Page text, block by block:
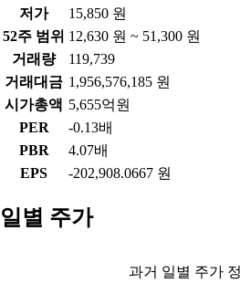
저가
15,850 원
52주 범위 12,630 원 ~ 51,300 원
거래량
119,739
거래대금 1,956,576,185 원
시가총액 5,655억원
PER
-0.13배
PBR
4.07배
EPS
-202,908.0667 원
일별 주가
과거 일별 주가